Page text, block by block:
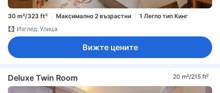
30 m²/323 ft² Максимално 2 възрастни
1 Легло тип Кинг
Изглед: Улица
Вижте цените
Deluxe Twin Room 20 m²/215 ft²